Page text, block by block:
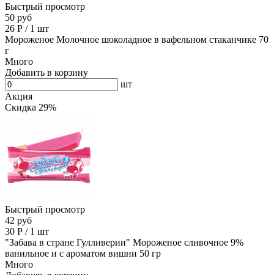
Быстрый просмотр
50 руб
26 Р / 1 шт
Мороженое Молочное шоколадное в вафельном стаканчике 70
г
Много
Добавить в корзину
шт
Акция
Скидка 29%
Быстрый просмотр
42 руб
30 Р / 1 шт
"Забава в стране Гулливерии" Мороженое сливочное 9%
ванильное и с ароматом вишни 50 гр
Много